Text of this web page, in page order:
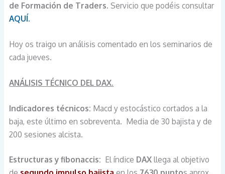
de Formación de Traders. Servicio que podéis consultar
AQUÍ.
Hoy os traigo un análisis comentado en los seminarios de
cada jueves.
ANÁLISIS TÉCNICO DEL DAX.
Indicadores técnicos: Macd y estocástico cortados a la
baja, este último en sobreventa. Media de 30 bajista y de
200 sesiones alcista.
Estructuras y fibonaccis: El índice DAX llega al objetivo